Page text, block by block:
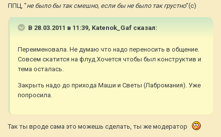
ППЦ, "не было бы так смешно, если бы не было так грустно"(с)
В 28.03.2011 в 11:39, Katenok_Gaf сказал:
Переименовала. Не думаю что надо переносить в общение.
Совсем скатится на флуд.Хочется чтобы был конструктив и
тема осталась.
Закрыть надо до прихода Маши и Светы (Лабромания). Уже
попросила.
Так ты вроде сама это можешь сделать, ты же модератор